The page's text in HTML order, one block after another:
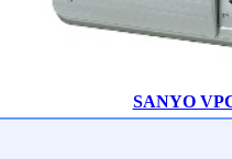
SANYO